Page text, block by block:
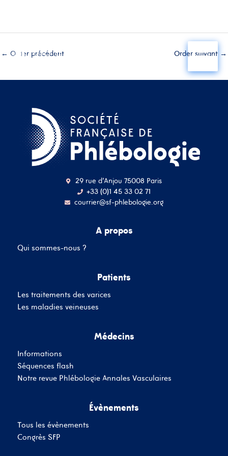
← Order précédent Order suivant →
29 rue d'Anjou 75008 Paris
+33 (0)1 45 33 02 71
courrier@sf-phlebologie.org
A propos
Qui sommes-nous ?
Patients
Les traitements des varices
Les maladies veineuses
Médecins
Informations
Séquences flash
Notre revue Phlébologie Annales Vasculaires
Évènements
Tous les évènements
Congrès SFP
adresse mail
Se souvenir de moi
SE CONNECTER
Inscrivez-Vous